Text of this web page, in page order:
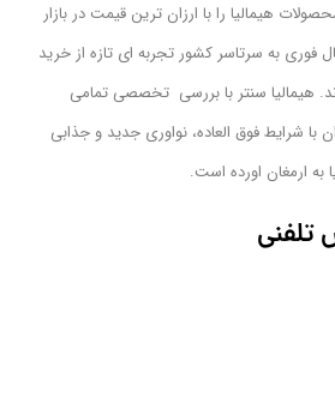
هیمالیا را با ارزان ترین قیمت در بازار
فوری به سرتاسر کشور تجربه ای تازه از خرید
هیمالیا سنتر با بررسی تخصصی تمامی
شرایط فوق العاده، نواوری جدید و جذابی
به ارمغان اورده است.
تلفنی